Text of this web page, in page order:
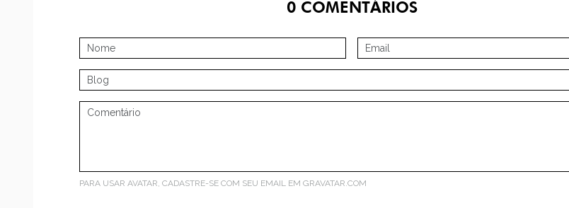
0COMENTÁRIOS
PARA USAR AVATAR, CADASTRE-SE COM SEU EMAIL EM GRAVATAR.COM